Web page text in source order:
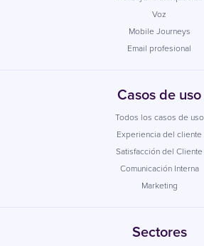
Voz
Mobile Journeys
Email profesional
Casos de uso
Todos los casos de uso
Experiencia del cliente
Satisfacción del Cliente
Comunicación Interna
Marketing
Sectores